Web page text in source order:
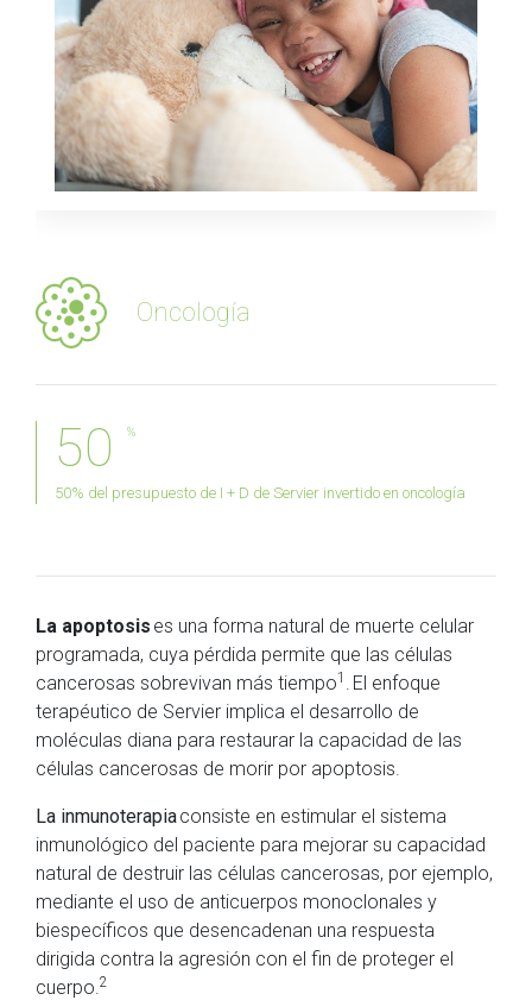
Oncología
50 %
50% del presupuesto de I + D de Servier invertido en oncología
La apoptosis es una forma natural de muerte celular
programada, cuya pérdida permite que las células
cancerosas sobrevivan más tiempo1
. El enfoque
terapéutico de Servier implica el desarrollo de
moléculas diana para restaurar la capacidad de las
células cancerosas de morir por apoptosis.
La inmunoterapiaconsiste en estimular el sistema
inmunológico del paciente para mejorar su capacidad
natural de destruir las células cancerosas, por ejemplo,
mediante el uso de anticuerpos monoclonales y
biespecíficos que desencadenan una respuesta
dirigida contra la agresión con el fin de proteger el
cuerpo. 2